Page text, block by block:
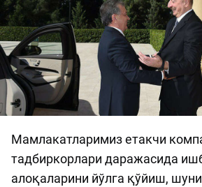
Мамлакатларимиз етакчи
тадбиркорлари даражасида
алоқаларини йўлга қўйиш,